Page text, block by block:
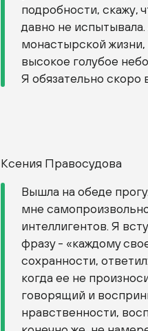
подробности, скажу,
давно не
монастырской
высокое голубое
Я обязательно скоро
Ксения Правосудова
Вышла на обеде
мне
интеллигентов. Я
фразу - «каждому
сохранности,
когда ее не
говорящий и
нравственности,